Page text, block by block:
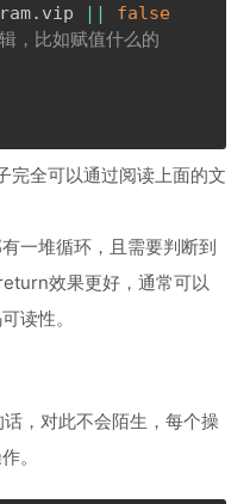
. vip ||
false
，比如赋值什么的
完全可以通过阅读上面的文
一堆循环，且需要判断到
效果更好，通常可以
读性。
，对此不会陌生，每个操
。